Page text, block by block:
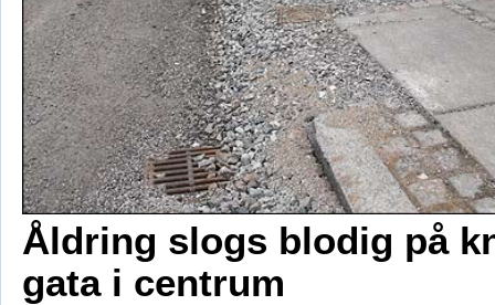
Åldring slogs blodig på
gata i centrum